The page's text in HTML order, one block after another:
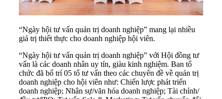
“Ngày hội tư vấn quản trị doanh nghiệp” mang lại nhiều
giá trị thiết thực cho doanh nghiệp hội viên.
“Ngày hội tư vấn quản trị doanh nghiệp” với Hội đồng tư
vấn là các doanh nhân uy tín, giàu kinh nghiệm. Ban tổ
chức đã bố trí 05 tổ tư vấn theo các chuyên đề về quản trị
doanh nghiệp cho hội viên như: Chiến lược phát triển
doanh nghiệp; Nhân sự/văn hóa doanh nghiệp; Tài chính/